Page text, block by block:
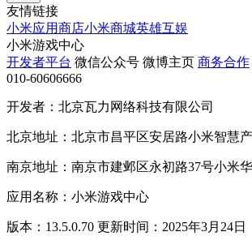
友情链接
小米应用商店小米商城英雄互娱
小米游戏中心
开发者平台 微信公众号 微博主页 商务合作
010-60606666
开发者：北京瓦力网络科技有限公司
北京地址：北京市昌平区安居路小米智慧
南京地址：南京市建邺区永初路37号小米
应用名称：小米游戏中心
版本：13.5.0.70 更新时间：2025年3月24日